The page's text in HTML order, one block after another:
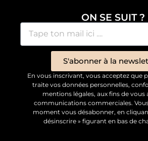
ON SE SUIT ?
S'abonner à la
En vous inscrivant, vous acceptez que
traite vos données personnelles,
mentions légales, aux fins de vous
communications commerciales.
moment vous désabonner, en
désinscrire » figurant en bas de